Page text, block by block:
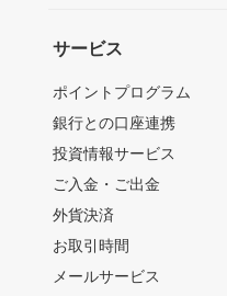
サービス
ポイントプログラム
銀行との口座連携
投資情報サービス
ご入金・ご出金
外貨決済
お取引時間
メールサービス